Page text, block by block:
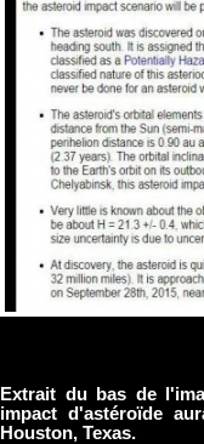
Extrait du bas de
impact d'astéroïde
Houston, Texas.